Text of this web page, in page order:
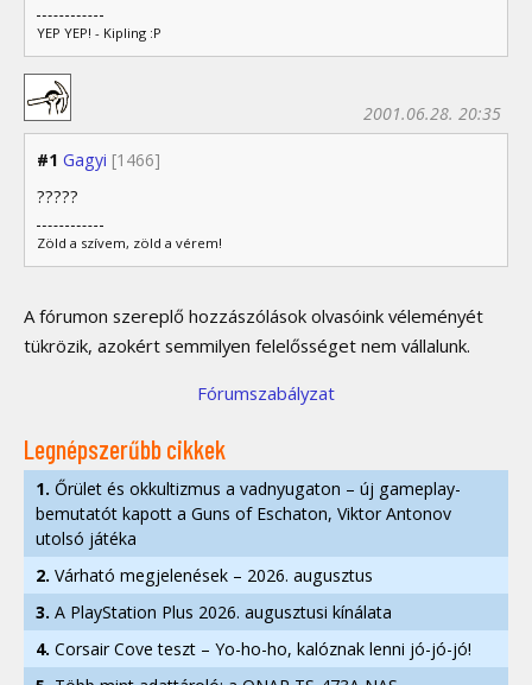
YEP YEP! - Kipling :P
#1 Gagyi [1466]
2001.06.28. 20:35
?????
Zöld a szívem, zöld a vérem!
A fórumon szereplő hozzászólások olvasóink véleményét
tükrözik, azokért semmilyen felelősséget nem vállalunk.
Fórumszabályzat
Legnépszerűbb cikkek
1. Őrület és okkultizmus a vadnyugaton – új gameplay-
bemutatót kapott a Guns of Eschaton, Viktor Antonov
utolsó játéka
2. Várható megjelenések – 2026. augusztus
3. A PlayStation Plus 2026. augusztusi kínálata
4. Corsair Cove teszt – Yo-ho-ho, kalóznak lenni jó-jó-jó!